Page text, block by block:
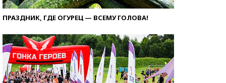
ПРАЗДНИК, ГДЕ ОГУРЕЦ — ВСЕМУ ГОЛОВА!